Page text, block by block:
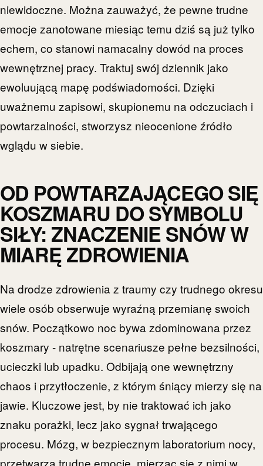
niewidoczne. Można zauważyć, że pewne trudne
emocje zanotowane miesiąc temu dziś są już tylko
echem, co stanowi namacalny dowód na proces
wewnętrznej pracy. Traktuj swój dziennik jako
ewoluującą mapę podświadomości. Dzięki
uważnemu zapisowi, skupionemu na odczuciach i
powtarzalności, stworzysz nieocenione źródło
wglądu w siebie.
OD POWTARZAJĄCEGO SIĘ
KOSZMARU DO SYMBOLU
SIŁY: ZNACZENIE SNÓW W
MIARĘ ZDROWIENIA
Na drodze zdrowienia z traumy czy trudnego okresu
wiele osób obserwuje wyraźną przemianę swoich
snów. Początkowo noc bywa zdominowana przez
koszmary - natrętne scenariusze pełne bezsilności,
ucieczki lub upadku. Odbijają one wewnętrzny
chaos i przytłoczenie, z którym śniący mierzy się na
jawie. Kluczowe jest, by nie traktować ich jako
znaku porażki, lecz jako sygnał trwającego
procesu. Mózg, w bezpiecznym laboratorium nocy,
przetwarza trudne emocje, mierząc się z nimi w